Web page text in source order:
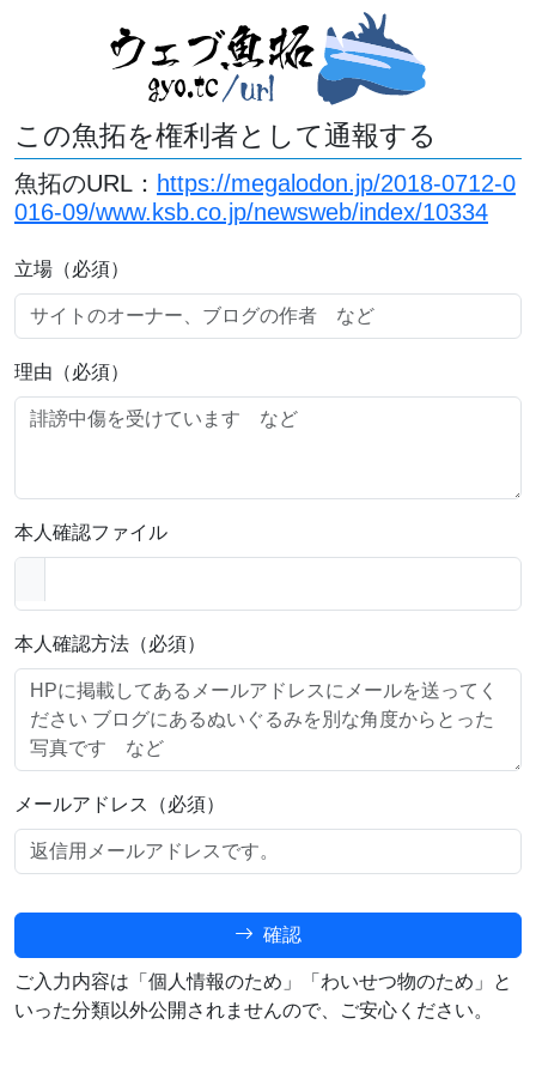
この魚拓を権利者として通報する
魚拓のURL： https://megalodon.jp/2018-0712-0
016-09/www.ksb.co.jp/newsweb/index/10334
立場（必須）
理由（必須）
本人確認ファイル
本人確認方法（必須）
メールアドレス（必須）
確認
ご入力内容は「個人情報のため」「わいせつ物のため」と
いった分類以外公開されませんので、ご安心ください。